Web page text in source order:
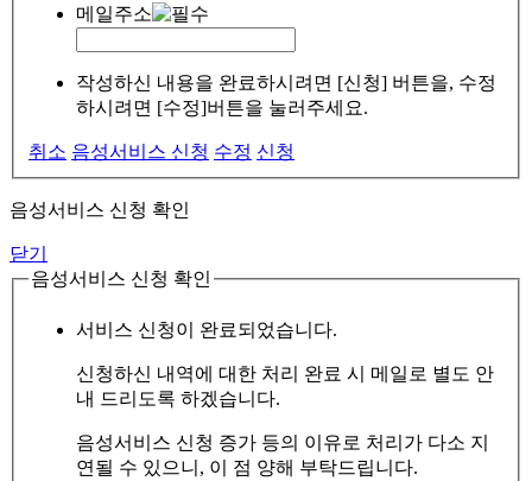
메일주소
작성하신 내용을 완료하시려면 [신청] 버튼을, 수정
하시려면 [수정]버튼을 눌러주세요.
취소 음성서비스 신청 수정 신청
음성서비스 신청 확인
닫기
음성서비스 신청 확인
서비스 신청이 완료되었습니다.
신청하신 내역에 대한 처리 완료 시 메일로 별도 안
내 드리도록 하겠습니다.
음성서비스 신청 증가 등의 이유로 처리가 다소 지
연될 수 있으니, 이 점 양해 부탁드립니다.